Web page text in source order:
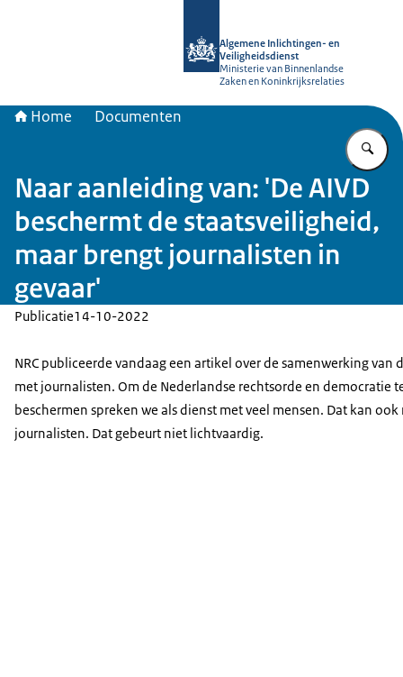
Algemene Inlichtingen- en
Veiligheidsdienst
Ministerie van Binnenlandse
Zaken en Koninkrijksrelaties
Home Documenten
Naar aanleiding van: 'De AIVD
beschermt de staatsveiligheid,
maar brengt journalisten in
gevaar'
Publicatie14-10-2022
NRC publiceerde vandaag een artikel over de samenwerking van
met journalisten. Om de Nederlandse rechtsorde en democratie
beschermen spreken we als dienst met veel mensen. Dat kan ook
journalisten. Dat gebeurt niet lichtvaardig.